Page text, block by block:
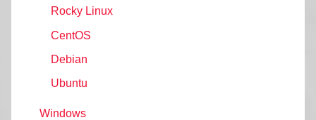
Rocky Linux
CentOS
Debian
Ubuntu
Windows